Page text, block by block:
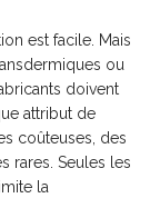
est facile. Mais
ou
doivent
attribut de
coûteuses, des
rares. Seules les
la